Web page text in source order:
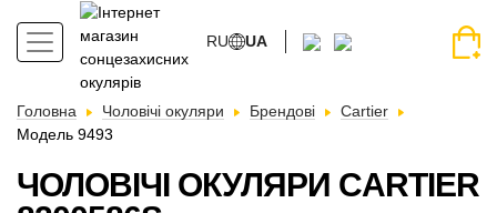
RU UA
Головна Чоловічі окуляри Брендові
Cartier
Модель 9493
ЧОЛОВІЧІ ОКУЛЯРИ CARTIER